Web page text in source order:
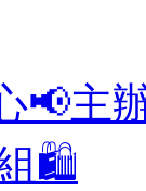
📢主
🛍️